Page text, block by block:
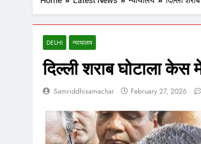
DELHI न्यायालय
दिल्ली शराब घोटाला केस
Samriddhisamachar February 27, 2026